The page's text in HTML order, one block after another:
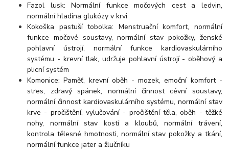
Fazol lusk: Normální funkce močových cest a ledvin,
normální hladina glukózy v krvi
Kokoška pastuší tobolka: Menstruační komfort, normální
funkce močové soustavy, normální stav pokožky, ženské
pohlavní ústrojí, normální funkce kardiovaskulárního
systému - krevní tlak, udržuje pohlavní ústrojí - oběhový a
plicní systém
Komonice: Paměť, krevní oběh - mozek, emoční komfort -
stres, zdravý spánek, normální činnost cévní soustavy,
normální činnost kardiovaskulárního systému, normální stav
krve - pročištění, vylučování - pročištění těla, oběh - těžké
nohy, normální stav kostí a kloubů, normální trávení,
kontrola tělesné hmotnosti, normální stav pokožky a tkání,
normální funkce jater a žlučníku